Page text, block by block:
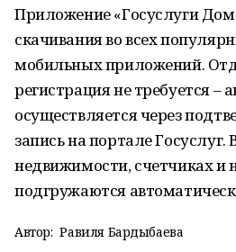
Приложение «Госуслуги
скачивания во всех
мобильных приложений.
регистрация не требуется –
осуществляется через
запись на портале Госуслуг.
недвижимости, счетчиках и
подгружаются
Автор: Равиля Бардыбаева